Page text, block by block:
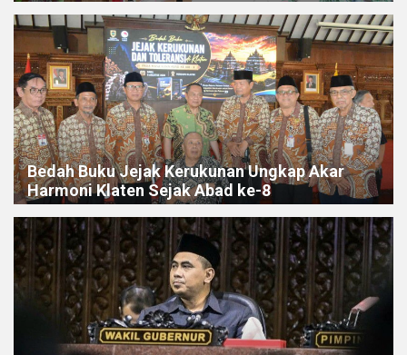
Bedah Buku Jejak Kerukunan Ungkap Akar
Harmoni Klaten Sejak Abad ke-8